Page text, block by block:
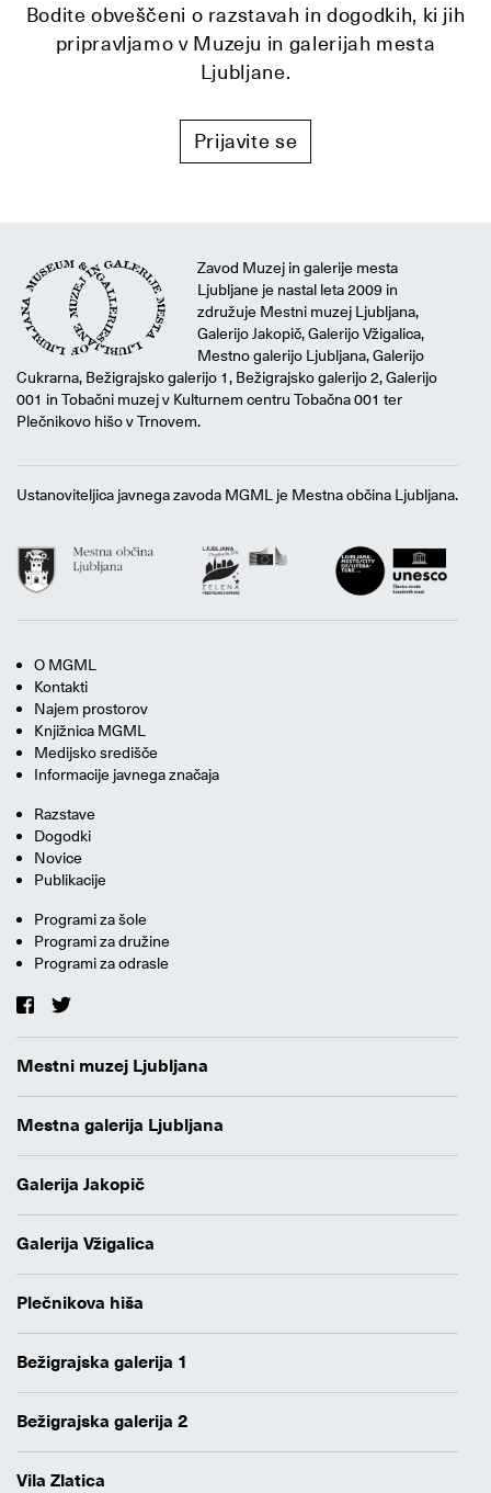
Bodite obveščeni o razstavah in dogodkih, ki jih
pripravljamo v Muzeju in galerijah mesta
Ljubljane.
Prijavite se
Zavod Muzej in galerije mesta
Ljubljane je nastal leta 2009 in
združuje Mestni muzej Ljubljana,
Galerijo Jakopič, Galerijo Vžigalica,
Mestno galerijo Ljubljana, Galerijo
Cukrarna, Bežigrajsko galerijo 1, Bežigrajsko galerijo 2, Galerijo
001 in Tobačni muzej v Kulturnem centru Tobačna 001 ter
Plečnikovo hišo v Trnovem.
Ustanoviteljica javnega zavoda MGML je Mestna občina Ljubljana.
O MGML
Kontakti
Najem prostorov
Knjižnica MGML
Medijsko središče
Informacije javnega značaja
Razstave
Dogodki
Novice
Publikacije
Programi za šole
Programi za družine
Programi za odrasle
Mestni muzej Ljubljana
Mestna galerija Ljubljana
Galerija Jakopič
Galerija Vžigalica
Plečnikova hiša
Bežigrajska galerija 1
Bežigrajska galerija 2
Vila Zlatica